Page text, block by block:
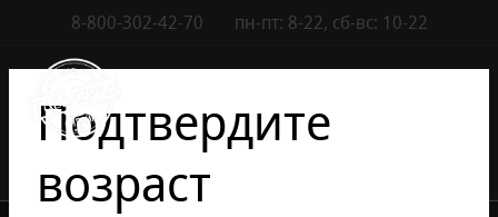
8-800-302-42-70 пн-пт: 8-22, сб-вс: 10-22
Подтвердите
возраст